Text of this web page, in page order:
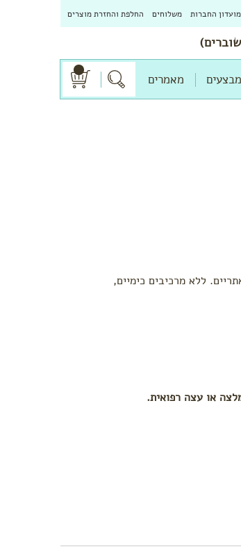
החברות משלוחים החלפת והחזרת מוצרים
מבצעים מאמרים
ללא מרכיבים כימיים,
או עצה רפואית.